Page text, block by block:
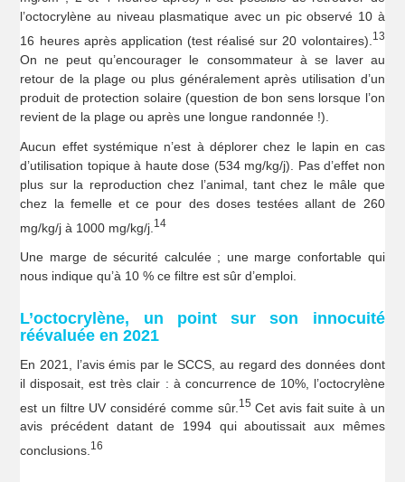
l’octocrylène au niveau plasmatique avec un pic observé 10 à
16 heures après application (test réalisé sur 20 volontaires). 13
On ne peut qu’encourager le consommateur à se laver au
retour de la plage ou plus généralement après utilisation d’un
produit de protection solaire (question de bon sens lorsque l’on
revient de la plage ou après une longue randonnée !).
Aucun effet systémique n’est à déplorer chez le lapin en cas
d’utilisation topique à haute dose (534 mg/kg/j). Pas d’effet non
plus sur la reproduction chez l’animal, tant chez le mâle que
chez la femelle et ce pour des doses testées allant de 260
mg/kg/j à 1000 mg/kg/j. 14
Une marge de sécurité calculée ; une marge confortable qui
nous indique qu’à 10 % ce filtre est sûr d’emploi.
L’octocrylène, un point sur son innocuité
réévaluée en 2021
En 2021, l’avis émis par le SCCS, au regard des données dont
il disposait, est très clair : à concurrence de 10%, l’octocrylène
est un filtre UV considéré comme sûr. 15 Cet avis fait suite à un
avis précédent datant de 1994 qui aboutissait aux mêmes
conclusions. 16